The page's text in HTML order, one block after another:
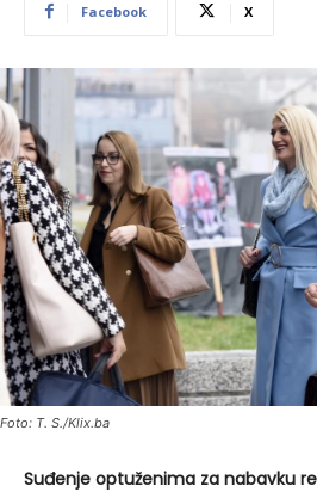
Facebook X
Foto: T. S./Klix.ba
Suđenje optuženima za nabavku